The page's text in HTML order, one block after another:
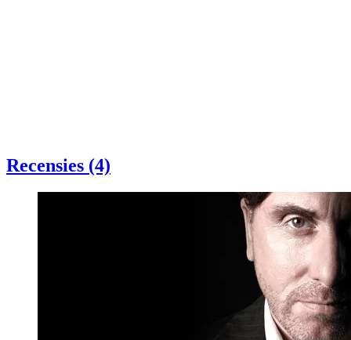
Recensies (4)